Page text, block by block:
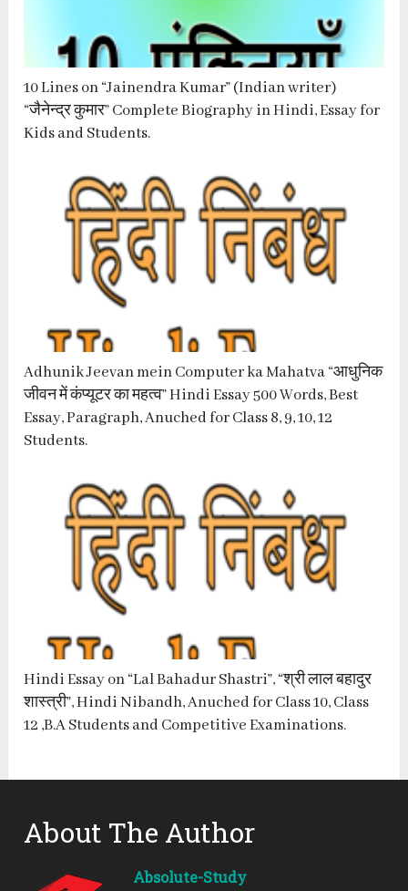
10 Lines on “Jainendra Kumar” (Indian writer)
“जैनेन्द्र कुमार” Complete Biography in Hindi, Essay for
Kids and Students.
Adhunik Jeevan mein Computer ka Mahatva “आधुनिक
जीवन में कंप्यूटर का महत्व” Hindi Essay 500 Words, Best
Essay, Paragraph, Anuched for Class 8, 9, 10, 12
Students.
Hindi Essay on “Lal Bahadur Shastri”, “श्री लाल बहादुर
शास्त्री”, Hindi Nibandh, Anuched for Class 10, Class
12 ,B.A Students and Competitive Examinations.
About The Author
Absolute-Study